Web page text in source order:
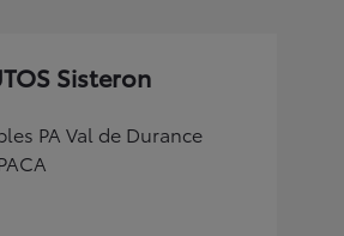
Sisteron
PA Val de Durance